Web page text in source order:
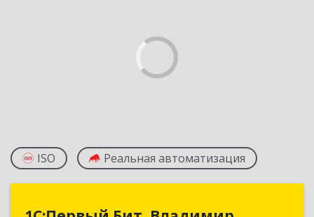
ISO Реальная автоматизация
1С:Первый Бит, Владимир